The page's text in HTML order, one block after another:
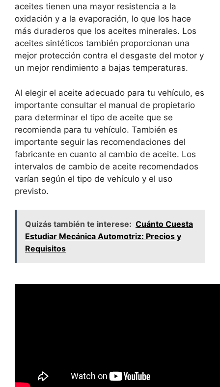
aceites tienen una mayor resistencia a la
oxidación y a la evaporación, lo que los hace
más duraderos que los aceites minerales. Los
aceites sintéticos también proporcionan una
mejor protección contra el desgaste del motor y
un mejor rendimiento a bajas temperaturas.
Al elegir el aceite adecuado para tu vehículo, es
importante consultar el manual de propietario
para determinar el tipo de aceite que se
recomienda para tu vehículo. También es
importante seguir las recomendaciones del
fabricante en cuanto al cambio de aceite. Los
intervalos de cambio de aceite recomendados
varían según el tipo de vehículo y el uso
previsto.
Quizás también te interese: Cuánto Cuesta
Estudiar Mecánica Automotriz: Precios y
Requisitos